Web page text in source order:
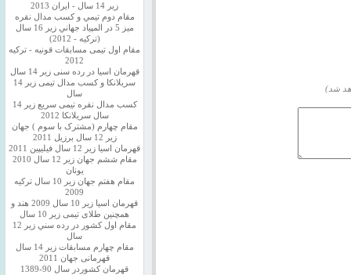
شد)
زیر 14 سال - ایران 2013
مقام دوم تيمي و كسب مدال نقره
ميز 5 در المپياد جهاني زير 16 سال
(تركيه - 2012)
مقام اول تیمی مسابقات قونیه - ترکیه
2012
قهرمان اسیا در رده سنی زیر 14 سال
سريلانكا و کسب مدال تیمی زیر 14
سال
کسب مدال نقره تیمی سریع زیر 14
سال سریلانکا 2012
مقام چهارم (مشترک با سوم ) جهان
زیر 12 سال برزیل 2011
قهرمان اسيا زير 12 سال فیلیپین 2011
مقام ششم جهان زیر 12 سال 2010
یونان
مقام هفتم جهان زیر 10 سال ترکیه
2009
قهرمان اسيا زیر 10 سال 2009 هند و
همچنین طلای تیمی زیر 10 سال
مقام اول كشور در رده سني زير 12
سال
مقام چهارم مسابقات زیر 14 سال
قهرمانی جهان 2011
قهرمان کشوردر سال 90-1389